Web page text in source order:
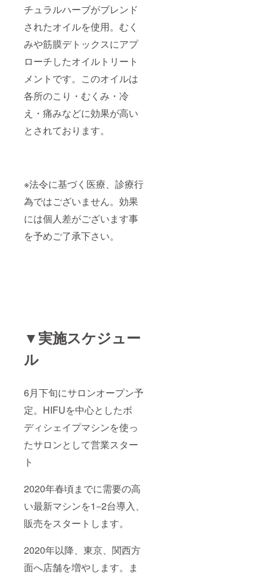
チュラルハーブがブレンド
されたオイルを使用。むく
みや筋膜デトックスにアプ
ローチしたオイルトリート
メントです。このオイルは
各所のこり・むくみ・冷
え・痛みなどに効果が高い
とされております。
※法令に基づく医療、診療行
為ではございません。効果
には個人差がございます事
を予めご了承下さい。
▼実施スケジュー
ル
6月下旬にサロンオープン予
定。HIFUを中心としたボ
ディシェイプマシンを使っ
たサロンとして営業スター
ト
2020年春頃までに需要の高
い最新マシンを1−2台導入、
販売をスタートします。
2020年以降、東京、関西方
面へ店舗を増やします。ま